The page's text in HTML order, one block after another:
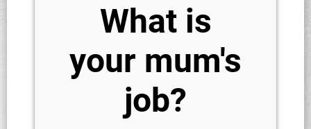
What is
your mum's
job?